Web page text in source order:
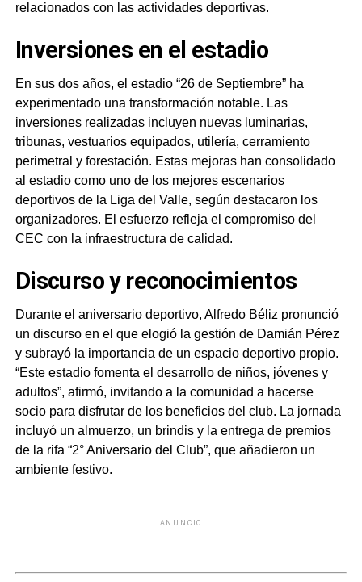
relacionados con las actividades deportivas.
Inversiones en el estadio
En sus dos años, el estadio “26 de Septiembre” ha
experimentado una transformación notable. Las
inversiones realizadas incluyen nuevas luminarias,
tribunas, vestuarios equipados, utilería, cerramiento
perimetral y forestación. Estas mejoras han consolidado
al estadio como uno de los mejores escenarios
deportivos de la Liga del Valle, según destacaron los
organizadores. El esfuerzo refleja el compromiso del
CEC con la infraestructura de calidad.
Discurso y reconocimientos
Durante el aniversario deportivo, Alfredo Béliz pronunció
un discurso en el que elogió la gestión de Damián Pérez
y subrayó la importancia de un espacio deportivo propio.
“Este estadio fomenta el desarrollo de niños, jóvenes y
adultos”, afirmó, invitando a la comunidad a hacerse
socio para disfrutar de los beneficios del club. La jornada
incluyó un almuerzo, un brindis y la entrega de premios
de la rifa “2° Aniversario del Club”, que añadieron un
ambiente festivo.
ANUNCIO